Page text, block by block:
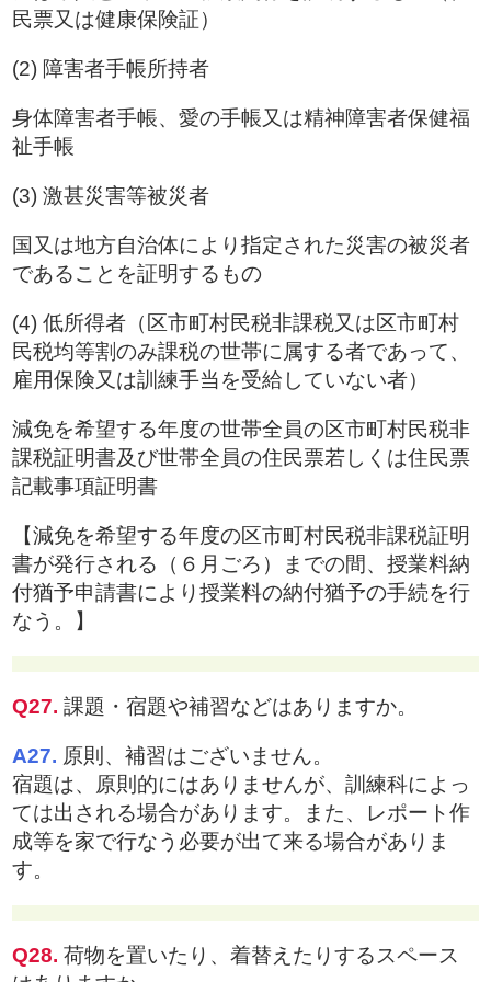
民票又は健康保険証）
(2) 障害者手帳所持者
身体障害者手帳、愛の手帳又は精神障害者保健福
祉手帳
(3) 激甚災害等被災者
国又は地方自治体により指定された災害の被災者
であることを証明するもの
(4) 低所得者（区市町村民税非課税又は区市町村
民税均等割のみ課税の世帯に属する者であって、
雇用保険又は訓練手当を受給していない者）
減免を希望する年度の世帯全員の区市町村民税非
課税証明書及び世帯全員の住民票若しくは住民票
記載事項証明書
【減免を希望する年度の区市町村民税非課税証明
書が発行される（６月ごろ）までの間、授業料納
付猶予申請書により授業料の納付猶予の手続を行
なう。】
Q27. 課題・宿題や補習などはありますか。
A27. 原則、補習はございません。
宿題は、原則的にはありませんが、訓練科によっ
ては出される場合があります。また、レポート作
成等を家で行なう必要が出て来る場合がありま
す。
Q28. 荷物を置いたり、着替えたりするスペース